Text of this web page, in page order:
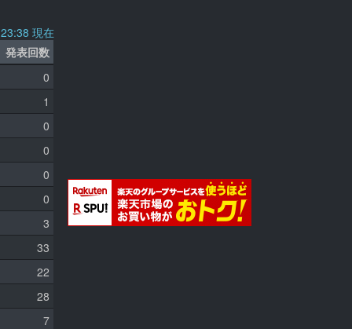
現在
発表回数
0
1
0
0
0
0
3
33
22
28
7